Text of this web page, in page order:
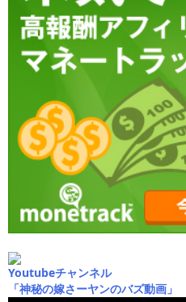
Youtubeチャンネル
「神秘の嫁さーヤンのバズ動画」